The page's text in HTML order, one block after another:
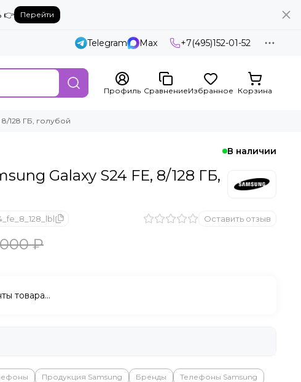
👉 Перейти
Telegram Max +7(495)152-01-52
Профиль СравнениеИзбранное Корзина
128 ГБ, голубой
В наличии
Galaxy S24 FE, 8/128 ГБ,
Оставить отзыв
₽
товара…
Продукция Samsung Бренды
Телефоны Samsung